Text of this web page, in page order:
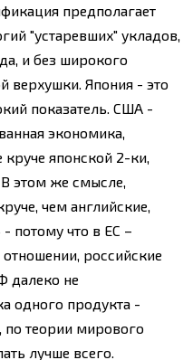
предполагает
"устаревших" укладов,
и без широкого
верхушки. Япония - это
показатель. США -
экономика,
японской 2-ки,
В этом же смысле,
чем английские,
потому что в ЕС –
российские
далеко не
одного продукта -
по теории мирового
лучше всего.